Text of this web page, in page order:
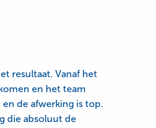
resultaat. Vanaf het
en het team
de afwerking is top.
die absoluut de